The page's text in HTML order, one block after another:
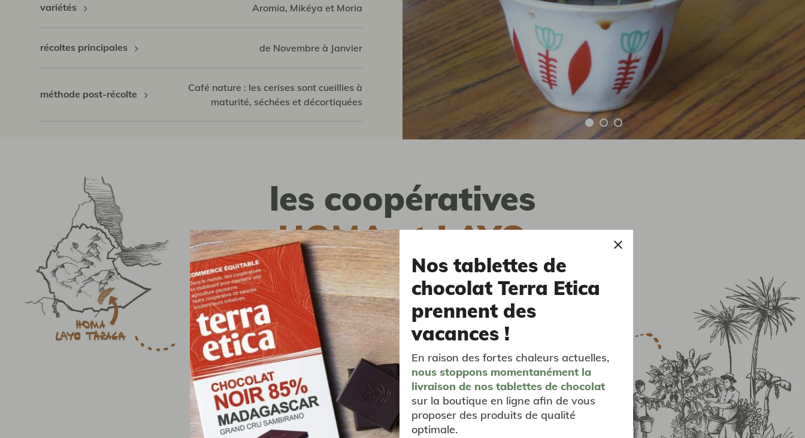
variétés Aromia, Mikéya et Moria
récoltes principales de Novembre à Janvier
méthode post-récolte
Café nature : les cerises sont cueillies à
maturité, séchées et décortiquées
les coopératives
HOMA et LAYO
TARAGA
Berceau du café, l’Éthiopie cultive l’arabica depuis le XIIe siècle. Fondées
à la fin des années 90 lors de la crise du café, les coopératives HOMA et
LAYO TARAGA sont pionnières du commerce équitable dans le pays et
mènent une action de fonds auprès de leurs 3500 membres. Ces deux
organisations ont permis aux producteurs de la zone de mieux valoriser
ce café d’exception qu’exprime le terroir « Guji ». Elles exportent
directement leur café et ont permis une amélioration des conditions de
vie des producteurs dans la région.
Nos tablettes de
chocolat Terra Etica
prennent des
vacances !
En raison des fortes chaleurs actuelles,
nous stoppons momentanément la
livraison de nos tablettes de chocolat
sur la boutique en ligne afin de vous
proposer des produits de qualité
optimale.